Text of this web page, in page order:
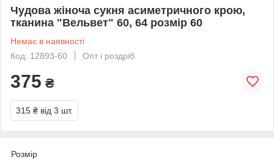
Чудова жіноча сукня асиметричного крою,
тканина "Вельвет" 60, 64 розмір 60
Немає в наявності
Код: 12893-60
Опт і роздріб
375 ₴
315 ₴ від 3 шт.
Розмір